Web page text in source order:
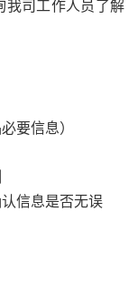
我司工作人员了解
要信息）
信息是否无误